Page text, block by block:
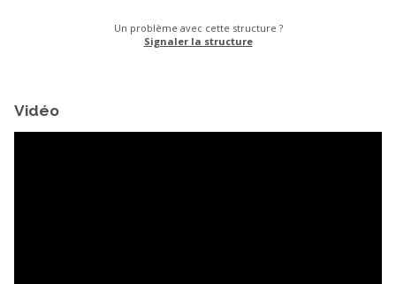
Un problème avec cette structure ?
Signaler la structure
Vidéo